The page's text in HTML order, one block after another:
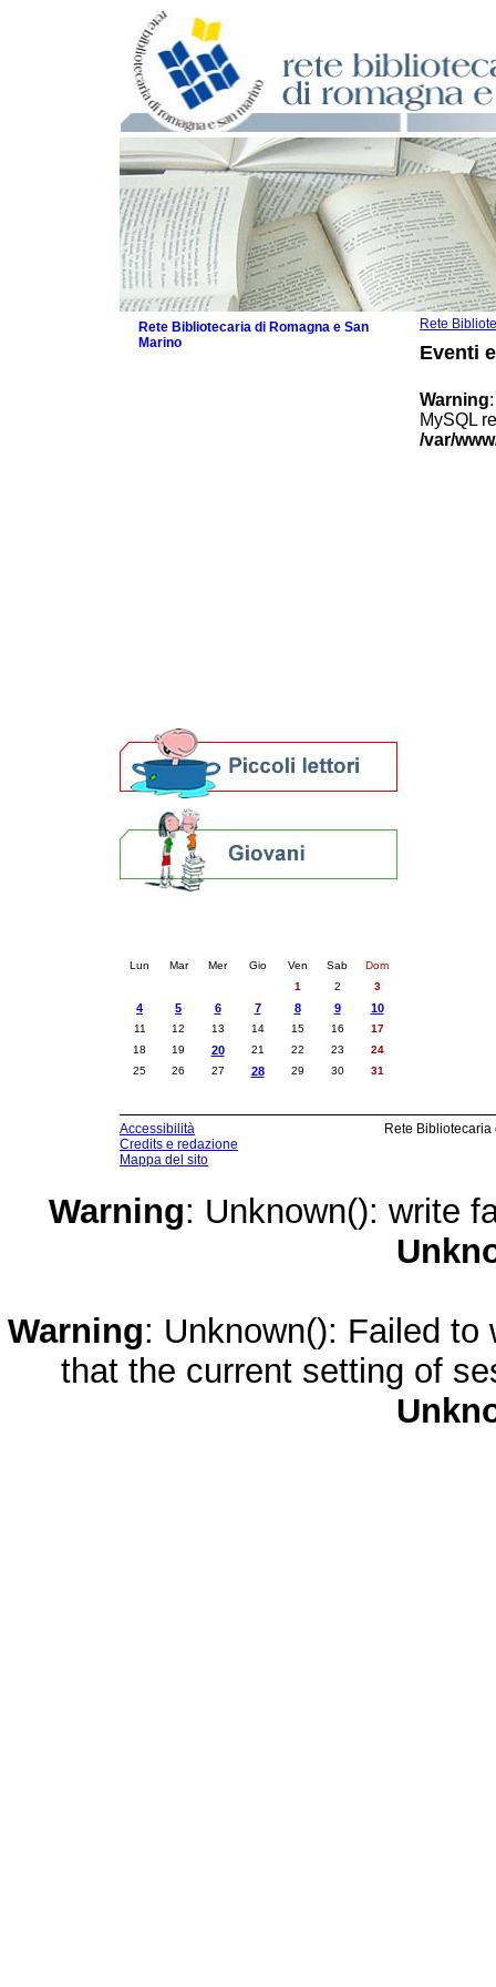
Rete
Eventi
Warning
MySQL
/var/
Rete Bibliotecaria di Romagna e San
Marino
Lun Mar Mer Gio Ven Sab
Dom
1
2 3
4 5 6 7 8 9 10
11 12 13 14 15 16
17
18
19 20 21 22 23
24
25
26 27 28 29 30 31
Accessibilità
Credits e redazione
Mappa del sito
Rete
Warning: Unknown(): write
Warning: Unknown(): Failed
that the current setting of